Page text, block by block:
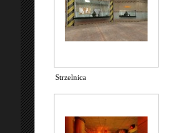
Strzelnica